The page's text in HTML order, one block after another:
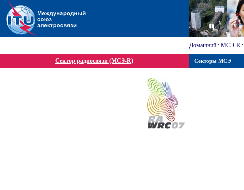
Домашний : МСЭ-R :
Сектор радиосвязи (МСЭ-R) Секторы МСЭ